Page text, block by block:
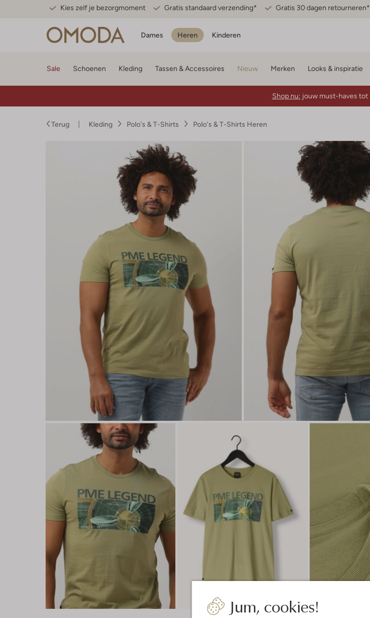
Kies zelf je bezorgmoment Gratis standaard verzending* Gratis 30 dagen retourneren*
Dames Heren Kinderen
Jum, cookies!
Sale Schoenen Kleding Tassen & Accessoires Nieuw Merken Looks & inspiratie
Shop nu: jouw must-haves tot
Terug Kleding Polo's & T-Shirts Polo's & T-Shirts Heren